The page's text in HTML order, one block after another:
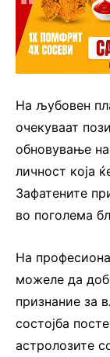
На љубовен
очекуваат
обновување
личност која
Зафатените
во поголема
На
можеле да
признание за
состојба
астролозите